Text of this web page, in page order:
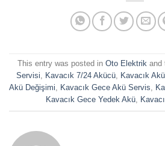
This entry was posted in Oto Elektrik and
Servisi, Kavacık 7/24 Akücü, Kavacık
Akü Değişimi, Kavacık Gece Akü Servis,
Kavacık Gece Yedek Akü,